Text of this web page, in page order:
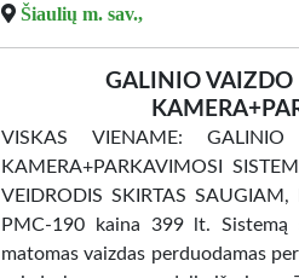
Šiaulių m. sav.,
GALINIO VAIZDO
VISKAS VIENAME:
KAMERA+PARKAVIMOSI
VEIDRODIS SKIRTAS
PMC-190 kaina 399 lt. Sistemą
matomas vaizdas perduodamas